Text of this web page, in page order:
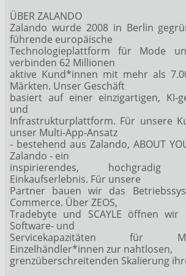
ÜBER ZALANDO
Zalando wurde 2008 in Berlin
führende europäische
Technologieplattform für Mode
verbinden 62 Millionen
aktive Kund*innen mit mehr als
Märkten. Unser Geschäft
basiert auf einer einzigartigen, KI-
und
Infrastrukturplattform. Für unsere
unser Multi-App-Ansatz
- bestehend aus Zalando, ABOUT
Zalando - ein
inspirierendes, hochgradig
Einkaufserlebnis. Für unsere
Partner bauen wir das
Commerce. Über ZEOS,
Tradebyte und SCAYLE öffnen wir
Software- und
Servicekapazitäten für
Einzelhändler*innen zur nahtlosen,
grenzüberschreitenden Skalierung